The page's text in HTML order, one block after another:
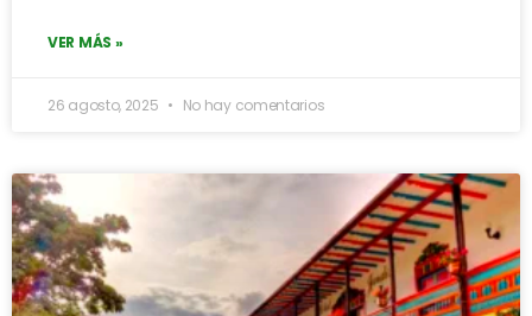
VER MÁS »
26 agosto, 2025 No hay comentarios